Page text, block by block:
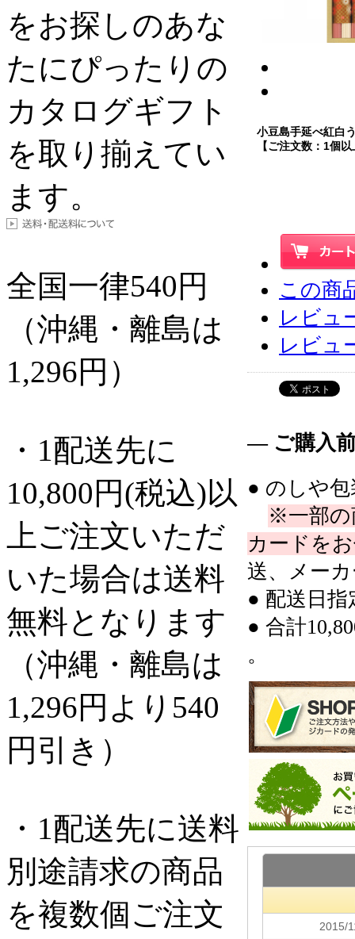
小豆島手延べ紅白
【ご注文数：1個
この商
レビュ
レビュ
― ご購入
● のしや
※一部の
カードを
送、メー
● 配送日指
● 合計
。
をお探しのあな
たにぴったりの
カタログギフト
を取り揃えてい
ます。
全国一律540円
（沖縄・離島は
1,296円）
・1配送先に
10,800円(税込)以
上ご注文いただ
いた場合は送料
無料となります
（沖縄・離島は
1,296円より540
円引き）
・1配送先に送料
別途請求の商品
を複数個ご注文